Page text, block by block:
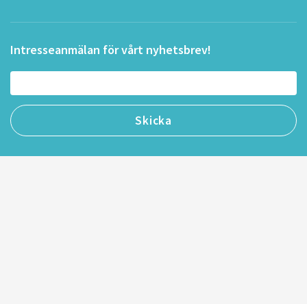
Intresseanmälan för vårt nyhetsbrev!